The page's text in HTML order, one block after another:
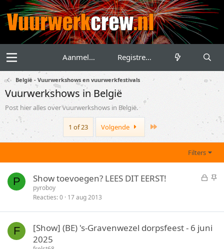
Aanmelden Registreren
België - Vuurwerkshows en vuurwerkfestivals
Vuurwerkshows in België
Post hier alles over vuurwerkshows in België.
1 of 23 Volgende
Filters
P
G
t
S
Show toevoegen? LEES DIT EERST!
pyroboy
Reacties 0 17 aug 2013
F
[Show] (BE) 's-Gravenwezel dorpsfeest - 6 juni
2025